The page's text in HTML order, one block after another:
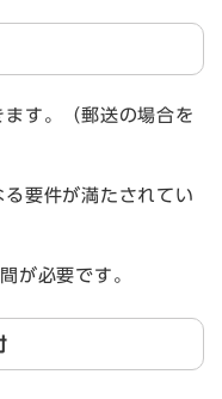
す。（郵送の場合を
要件が満たされてい
が必要です。